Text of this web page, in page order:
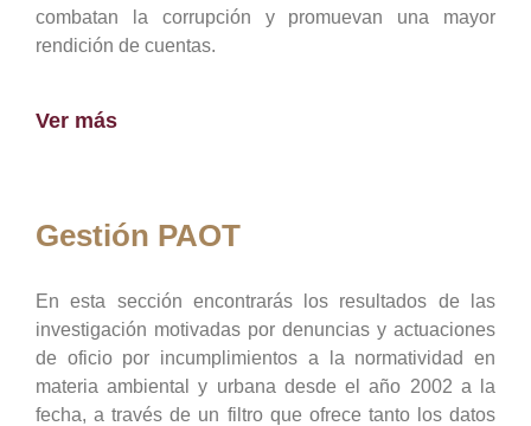
combatan la corrupción y promuevan una mayor
rendición de cuentas.
Ver más
Gestión PAOT
En esta sección encontrarás los resultados de las
investigación motivadas por denuncias y actuaciones
de oficio por incumplimientos a la normatividad en
materia ambiental y urbana desde el año 2002 a la
fecha, a través de un filtro que ofrece tanto los datos